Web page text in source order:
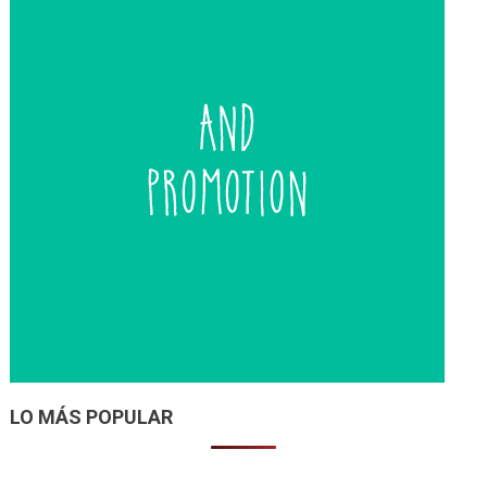
LO MÁS POPULAR